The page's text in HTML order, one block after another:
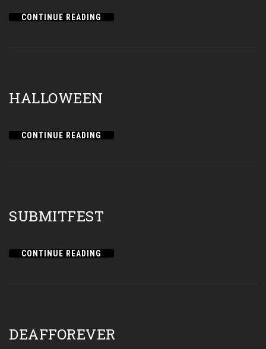
CONTINUE READING
HALLOWEEN
CONTINUE READING
SUBMITFEST
CONTINUE READING
DEAFFOREVER